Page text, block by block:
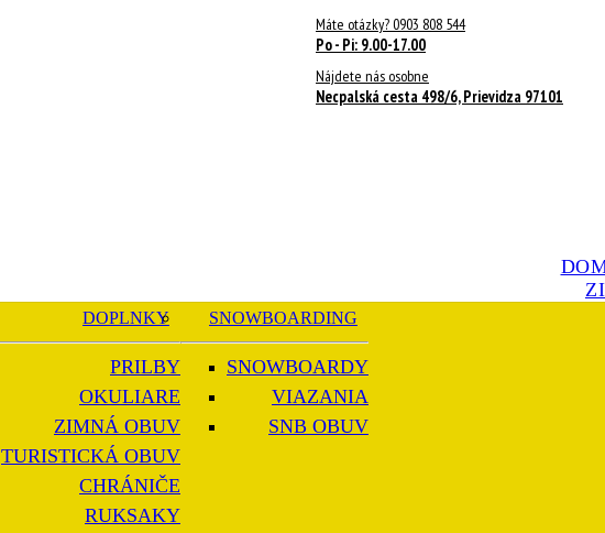
Máte otázky? 0903 808 544
Po - Pi: 9.00-17.00
Nájdete nás osobne
Necpalská cesta 498/6, Prievidza 97101
DOPLNKY
PRILBY
OKULIARE
ZIMNÁ OBUV
TURISTICKÁ OBUV
CHRÁNIČE
RUKSAKY
SNOWBOARDING
SNOWBOARDY
VIAZANIA
SNB OBUV